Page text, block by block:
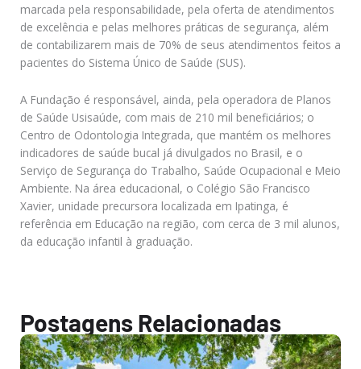
marcada pela responsabilidade, pela oferta de atendimentos
de excelência e pelas melhores práticas de segurança, além
de contabilizarem mais de 70% de seus atendimentos feitos a
pacientes do Sistema Único de Saúde (SUS).
A Fundação é responsável, ainda, pela operadora de Planos
de Saúde Usisaúde, com mais de 210 mil beneficiários; o
Centro de Odontologia Integrada, que mantém os melhores
indicadores de saúde bucal já divulgados no Brasil, e o
Serviço de Segurança do Trabalho, Saúde Ocupacional e Meio
Ambiente. Na área educacional, o Colégio São Francisco
Xavier, unidade precursora localizada em Ipatinga, é
referência em Educação na região, com cerca de 3 mil alunos,
da educação infantil à graduação.
Postagens Relacionadas